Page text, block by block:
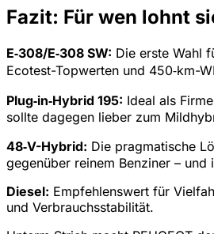
Fazit: Für wen lohnt
E‑308/E‑308 SW: Die erste Wahl
Ecotest-Topwerten und 450‑km-
Plug‑in‑Hybrid 195: Ideal als
sollte dagegen lieber zum
48‑V-Hybrid: Die pragmatische
gegenüber reinem Benziner –
Diesel: Empfehlenswert für
und Verbrauchsstabilität.